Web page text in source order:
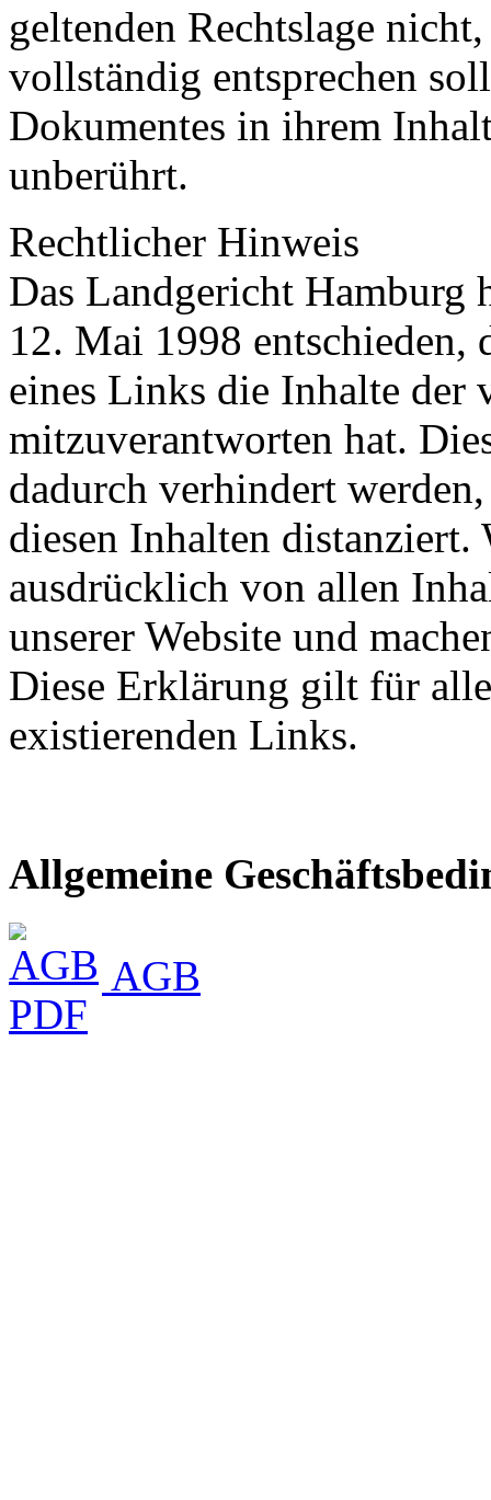
geltenden Rechtslage
vollständig entsprechen
Dokumentes in ihrem
unberührt.
Rechtlicher Hinweis
Das Landgericht
12. Mai 1998 entschieden,
eines Links die Inhalte der
mitzuverantworten hat.
dadurch verhindert
diesen Inhalten distanziert.
ausdrücklich von allen
unserer Website und
Diese Erklärung gilt für
existierenden Links.
Allgemeine
AGB